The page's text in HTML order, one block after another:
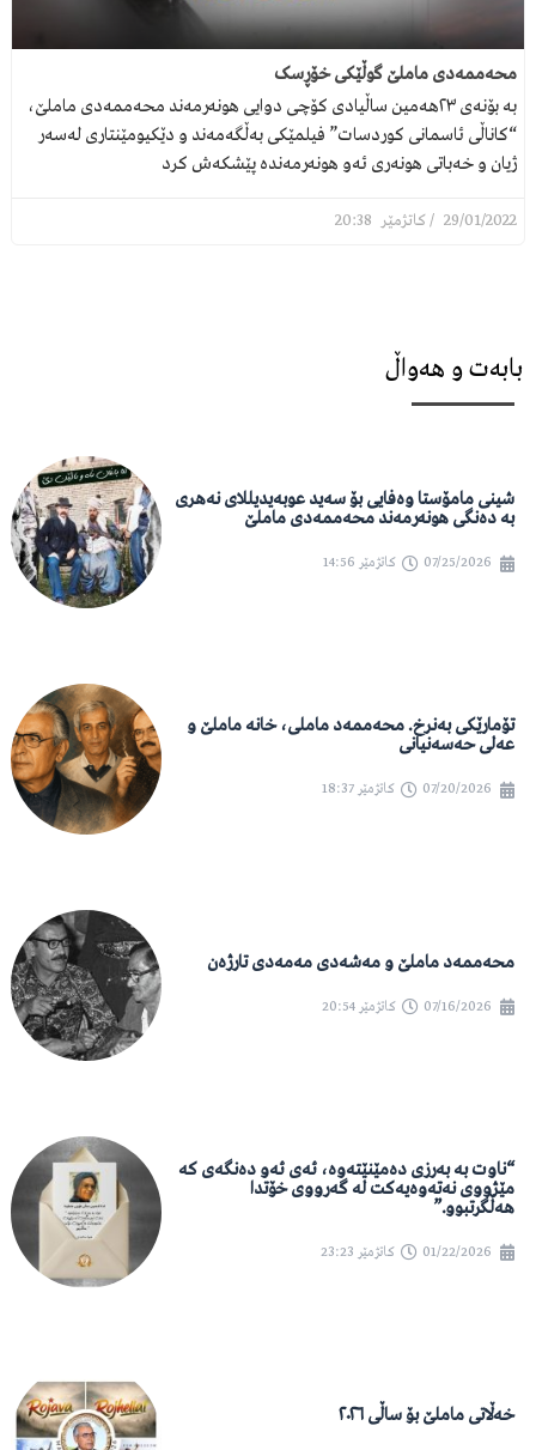
محەممەدی ماملێ گوڵێکی خۆڕسک
بە بۆنەی ٢٣هەمین ساڵیادی کۆچی دوایی هونەرمەند محەممەدی ماملێ،
“کاناڵی ئاسمانی کوردسات” فیلمێکی بەڵگەمەند و دێکیومێنتاری لەسەر
ژیان و خەباتی هونەری ئەو هونەرمەندە پێشکەش کرد
29/01/2022
بابەت و هەواڵ
شینی مامۆستا وەفایی بۆ سەید عوبەیدیللای نەهری
بە دەنگی هونەرمەند محەممەدی ماملێ
07/25/2026 کاتژمێر 14:56
تۆمارێکی بەنرخ. محەممەد ماملی، خانە ماملێ و
عەلی حەسەنیانی
07/20/2026 کاتژمێر 18:37
محەممەد ماملێ و مەشەدی مەمەدی تارژەن
07/16/2026 کاتژمێر 20:54
“ناوت بە بەرزی دەمێنێتەوە، ئەی ئەو دەنگەی کە
مێژووی نەتەوەیەکت لە گەرووی خۆتدا
هەڵگرتبوو.”
01/22/2026 کاتژمێر 23:23
خەڵاتی ماملێ بۆ ساڵی ٢٠٢٦